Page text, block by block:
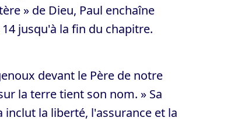
» de Dieu, Paul enchaîne
jusqu'à la fin du chapitre.
devant le Père de notre
la terre tient son nom. » Sa
la liberté, l'assurance et la